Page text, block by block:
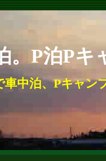
。P泊Pキ
車中泊、Pキャン